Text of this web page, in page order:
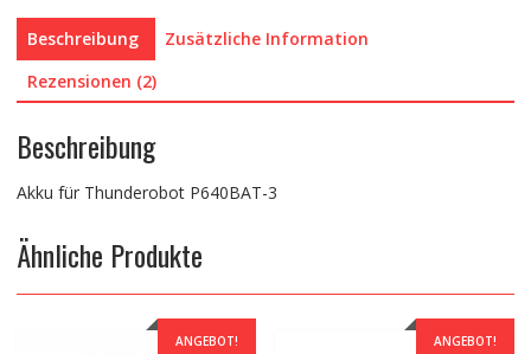
Beschreibung
Zusätzliche Information
Rezensionen (2)
Beschreibung
Akku für Thunderobot P640BAT-3
Ähnliche Produkte
ANGEBOT! ANGEBOT!